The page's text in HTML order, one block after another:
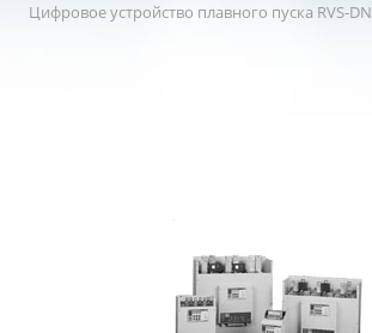
Цифровое устройство плавного пуска RVS-DN